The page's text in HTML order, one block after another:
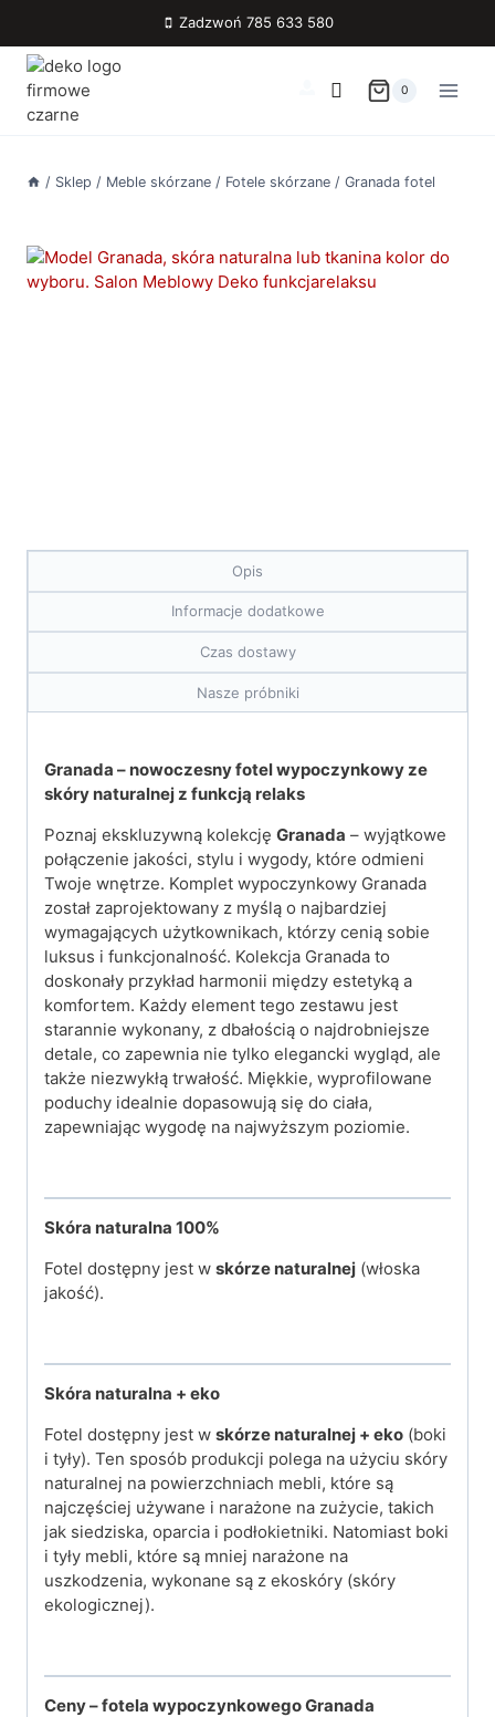
treści
Zadzwoń 785 633 580
0
/ Sklep / Meble skórzane / Fotele skórzane / Granada fotel
Opis
Informacje dodatkowe
Czas dostawy
Nasze próbniki
Granada – nowoczesny fotel wypoczynkowy ze
skóry naturalnej z funkcją relaks
Poznaj ekskluzywną kolekcję Granada – wyjątkowe
połączenie jakości, stylu i wygody, które odmieni
Twoje wnętrze. Komplet wypoczynkowy Granada
został zaprojektowany z myślą o najbardziej
wymagających użytkownikach, którzy cenią sobie
luksus i funkcjonalność. Kolekcja Granada to
doskonały przykład harmonii między estetyką a
komfortem. Każdy element tego zestawu jest
starannie wykonany, z dbałością o najdrobniejsze
detale, co zapewnia nie tylko elegancki wygląd, ale
także niezwykłą trwałość. Miękkie, wyprofilowane
poduchy idealnie dopasowują się do ciała,
zapewniając wygodę na najwyższym poziomie.
Skóra naturalna 100%
Fotel dostępny jest w skórze naturalnej (włoska
jakość).
Skóra naturalna + eko
Fotel dostępny jest w skórze naturalnej + eko (boki
i tyły). Ten sposób produkcji polega na użyciu skóry
naturalnej na powierzchniach mebli, które są
najczęściej używane i narażone na zużycie, takich
jak siedziska, oparcia i podłokietniki. Natomiast boki
i tyły mebli, które są mniej narażone na
uszkodzenia, wykonane są z ekoskóry (skóry
ekologicznej).
Ceny – fotela wypoczynkowego Granada